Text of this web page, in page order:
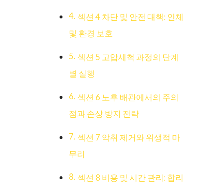
섹션 4 차단 및 안전 대책: 인체
및 환경 보호
섹션 5 고압세척 과정의 단계
별 실행
섹션 6 노후 배관에서의 주의
점과 손상 방지 전략
섹션 7 악취 제거와 위생적 마
무리
섹션 8 비용 및 시간 관리: 합리